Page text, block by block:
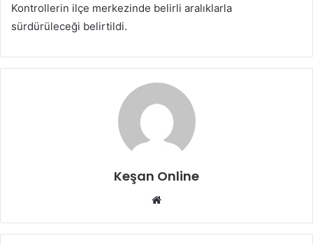
Kontrollerin ilçe merkezinde belirli aralıklarla
sürdürüleceği belirtildi.
Keşan Online
Web